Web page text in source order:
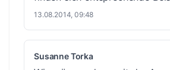
13.08.2014, 09:48
Susanne Torka